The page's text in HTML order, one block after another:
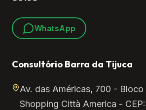
WhatsApp
Consultório Barra da Tijuca
Av. das Américas, 700 - Bloco
Shopping Città America -